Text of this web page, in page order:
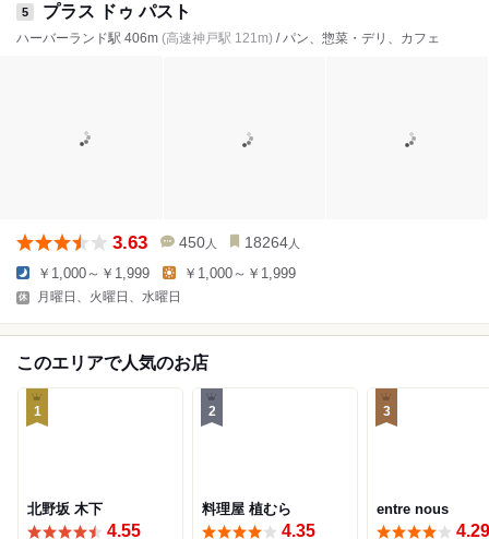
5 プラス ドゥ パスト
ハーバーランド駅 406m (高速神戸駅 121m) / パン、惣菜・デリ、カフェ
3.63 450 人 18264 人
￥1,000～￥1,999 ￥1,000～￥1,999
月曜日、火曜日、水曜日
このエリアで人気のお店
1
北野坂 木下
4.55
2
料理屋 植むら
4.35
3
entre nous
4.29